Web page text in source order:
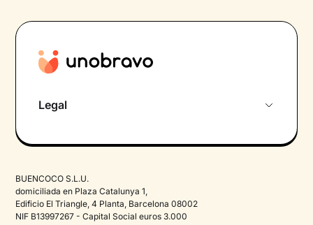
Legal
Política de cookies
BUENCOCO S.L.U.
domiciliada en Plaza Catalunya 1,
Edificio El Triangle, 4 Planta, Barcelona 08002
NIF B13997267 - Capital Social euros 3.000